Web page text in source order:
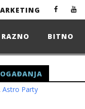
RAZNO BITNO
Astro Party